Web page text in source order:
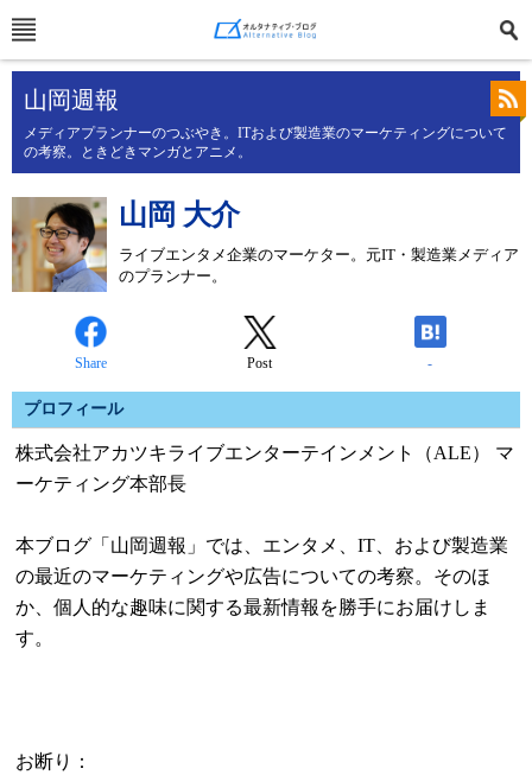
山岡週報
メディアプランナーのつぶやき。ITおよび製造業のマーケティングについて
の考察。ときどきマンガとアニメ。
山岡 大介
ライブエンタメ企業のマーケター。元IT・製造業メディア
のプランナー。
Share Post -
プロフィール
株式会社アカツキライブエンターテインメント（ALE） マ
ーケティング本部長
本ブログ「山岡週報」では、エンタメ、IT、および製造業
の最近のマーケティングや広告についての考察。そのほ
か、個人的な趣味に関する最新情報を勝手にお届けしま
す。
お断り：